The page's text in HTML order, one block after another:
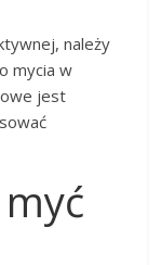
należy
mycia w
jest